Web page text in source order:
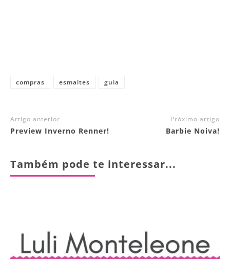
compras esmaltes guia
Artigo anterior
Preview Inverno Renner!
Próximo artigo
Barbie Noiva!
Também pode te interessar...